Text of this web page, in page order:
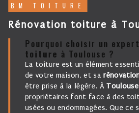
BM TOITURE
rénovation toiture à
Pourquoi choisir un
toiture à Toulouse ?
La toiture est un élément essentiel de la protection
de votre maison, et sa
être prise à la légère. À Toulouse
propriétaires font face à des
usées ou endommagées. Que ce